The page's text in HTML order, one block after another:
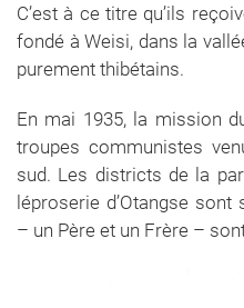
C’est à ce titre qu’ils
fondé à Weisi, dans la
purement thibétains.
En mai 1935, la mission
troupes communistes
sud. Les districts de la
léproserie d’Otangse
– un Père et un Frère –